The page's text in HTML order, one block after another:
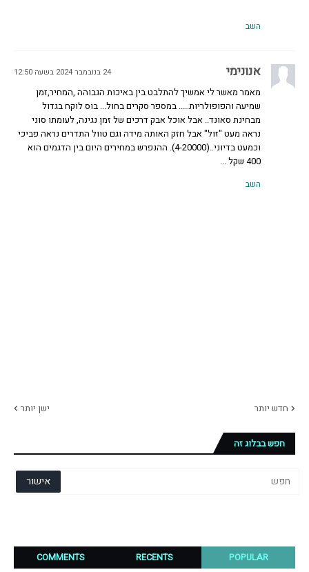
השב
אנונימי 24 בנובמבר 2024 בשעה 12:50
מאמר מאשר לי אמשיך להתלבט בין באיכות הגבוהה ,המחיר,זמן
שמיעה והפופולריות..... במספר סקרים בחול... בוס לוקח בגדול
מבחינת סאונד.. אבל אוכל אבק דרכים של זמן נגינה, לעומתו סוני
נראה מעט "זול" אבל חזק האותה מידה וגם טוול התדרים נראה פביכי
וכמעט בדיוני..(4-20000). ההנפרש במחירים היום בין הדגמים הוא
400 שקל ...
השב
חדש יותר ישן יותר
חפש בבלוג זה
POPULAR
RECENTS
COMMENTS